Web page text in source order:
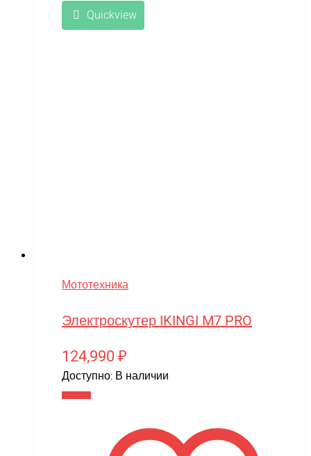
Quickview
Мототехника
Электроскутер IKINGI M7 PRO
124,990 ₽
Доступно: В наличии